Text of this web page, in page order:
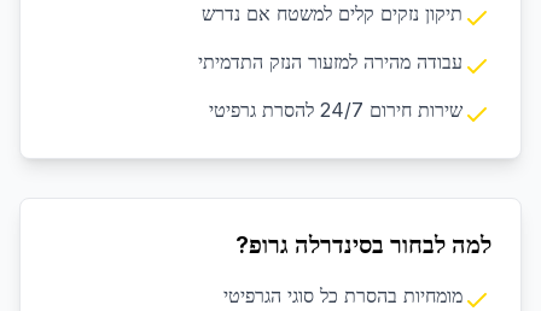
תיקון נזקים קלים למשטח אם נדרש
עבודה מהירה למזעור הנזק התדמיתי
שירות חירום 24/7 להסרת גרפיטי
למה לבחור בסינדרלה גרופ?
מומחיות בהסרת כל סוגי הגרפיטי